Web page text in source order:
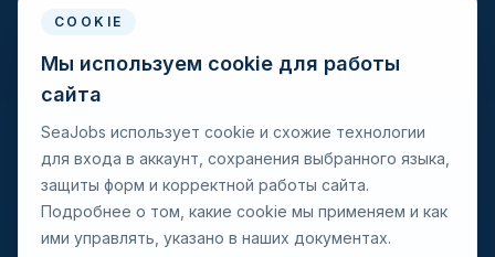
Разместить вакансию
Поиск кандидатов
Для моряков
Поиск вакансий
Просмотр компаний
COOKIE
Мы используем cookie для работы
сайта
SeaJobs использует cookie и схожие технологии
для входа в аккаунт, сохранения выбранного языка,
защиты форм и корректной работы сайта.
Подробнее о том, какие cookie мы применяем и как
ими управлять, указано в наших документах.